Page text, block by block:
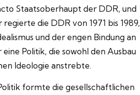
Staatsoberhaupt der DDR, und
die DDR von 1971 bis 1989,
und der engen Bindung an
Politik, die sowohl den Ausbau
Ideologie anstrebte.
formte die gesellschaftlichen